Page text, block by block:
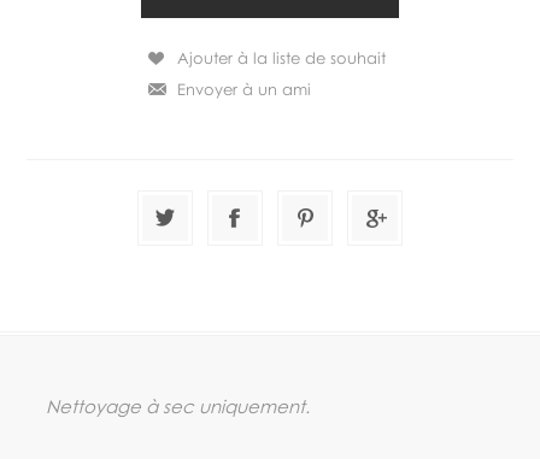
Nettoyage à sec uniquement.